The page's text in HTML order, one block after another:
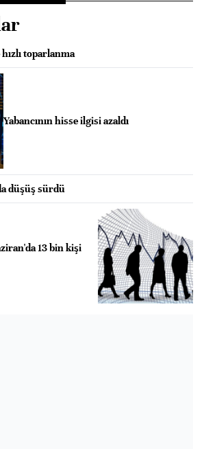
toparlanma
Yabancının hisse ilgisi azaldı
düşüş sürdü
13 bin kişi